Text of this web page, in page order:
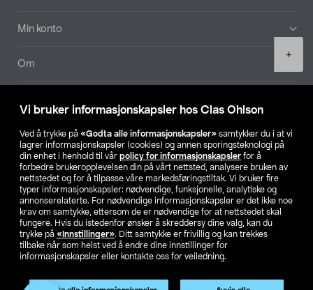
Vi bruker informasjonskapsler hos Clas Ohlson
Ved å trykke på «Godta alle informasjonskapsler» samtykker du i at vi
lagrer informasjonskapsler (cookies) og annen sporingsteknologi på
din enhet i henhold til vår policy for informasjonskapsler for å
forbedre brukeropplevelsen din på vårt nettsted, analysere bruken av
nettstedet og for å tilpasse våre markedsføringstiltak. Vi bruker fire
typer informasjonskapsler: nødvendige, funksjonelle, analytiske og
annonserelaterte. For nødvendige informasjonskapsler er det ikke noe
krav om samtykke, ettersom de er nødvendige for at nettstedet skal
fungere. Hvis du istedenfor ønsker å skreddersy dine valg, kan du
trykke på «Innstillinger». Ditt samtykke er frivillig og kan trekkes
tilbake når som helst ved å endre dine innstillinger for
informasjonskapsler eller kontakte oss for veiledning.
+
Min konto
Om
Våre selskaper
Finn din butikk
SE NO FI